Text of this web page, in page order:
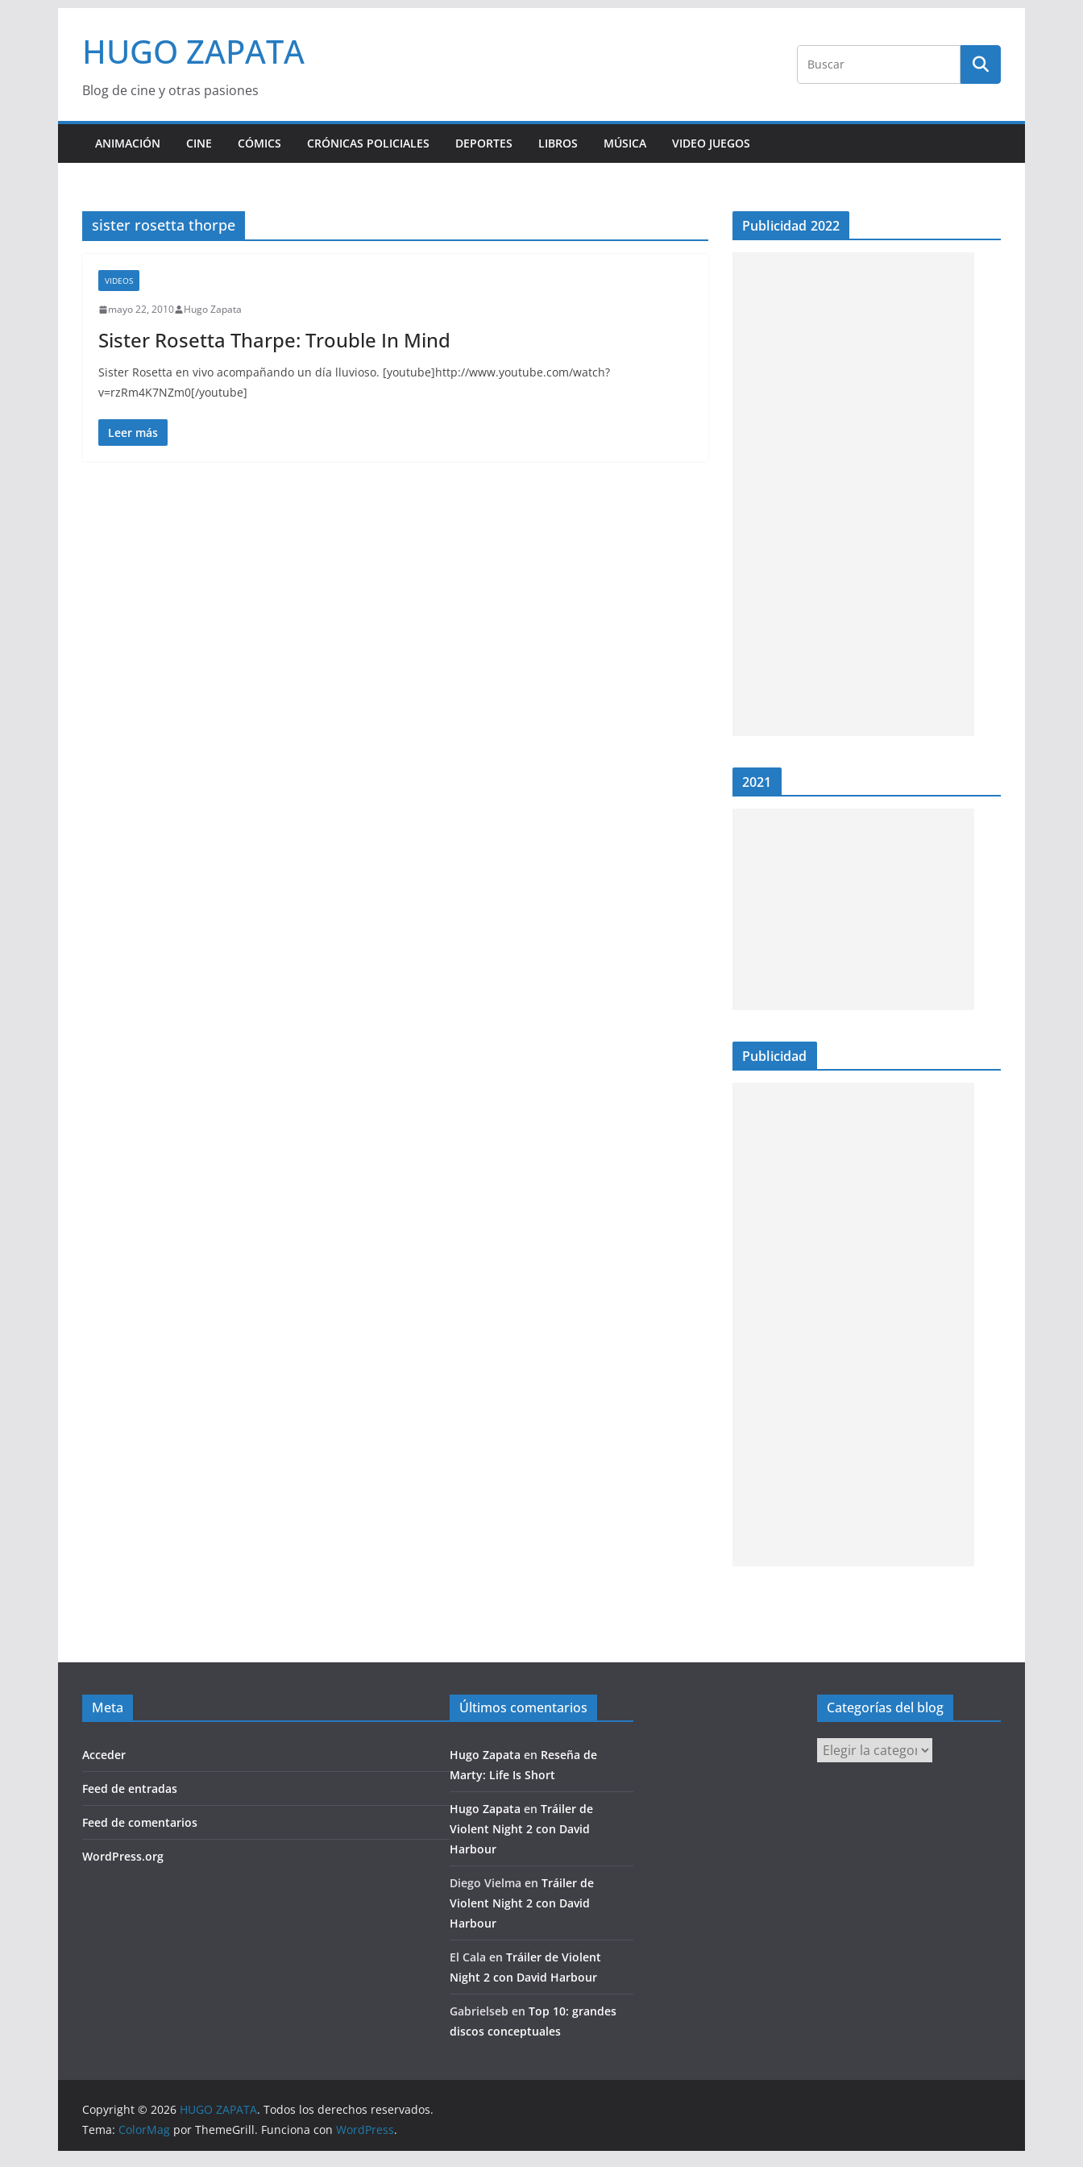
contenido
HUGO ZAPATA
Blog de cine y otras pasiones
ANIMACIÓN CINE CÓMICS CRÓNICAS POLICIALES DEPORTES LIBROS MÚSICA VIDEO JUEGOS
sister rosetta thorpe
VIDEOS
mayo 22, 2010 Hugo Zapata
Sister Rosetta Tharpe: Trouble In Mind
Sister Rosetta en vivo acompañando un día lluvioso. [youtube]http://www.youtube.com/watch?
v=rzRm4K7NZm0[/youtube]
Leer más
Publicidad 2022
2021
Publicidad
Meta
Acceder
Feed de entradas
Feed de comentarios
WordPress.org
Últimos comentarios
Hugo Zapata en Reseña de
Marty: Life Is Short
Hugo Zapata en Tráiler de
Violent Night 2 con David
Harbour
Diego Vielma en Tráiler de
Violent Night 2 con David
Harbour
El Cala en Tráiler de Violent
Night 2 con David Harbour
Gabrielseb en Top 10: grandes
discos conceptuales
Categorías del blog
Categorías
del
Copyright © 2026 HUGO ZAPATA. Todos los derechos reservados.
Tema: ColorMag por ThemeGrill. Funciona con WordPress.